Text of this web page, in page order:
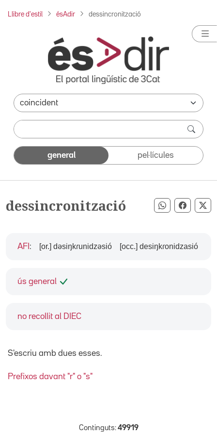
Llibre d'estil ésAdir dessincronització
general pel·lícules
dessincronització Compartir
ús general
no recollit al DIEC
AFI : [or.] dəsiŋkɾunidzəsió [occ.] desiŋkɾonidzasió
S'escriu amb dues esses.
Prefixos davant "r" o "s"
Continguts: 49919